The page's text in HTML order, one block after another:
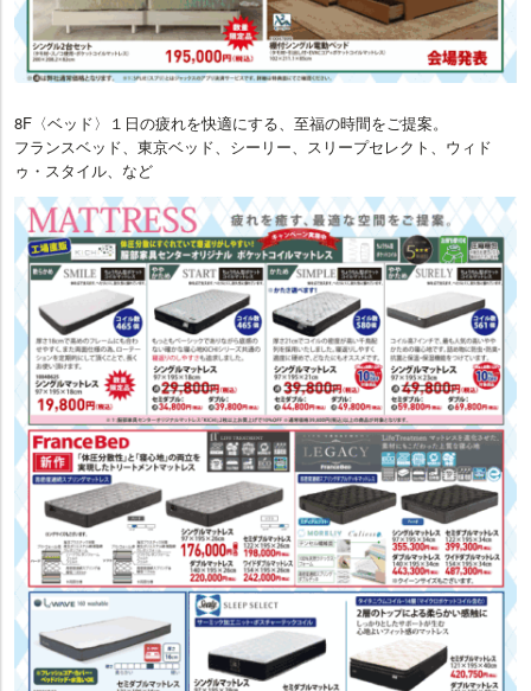
8F〈ベッド〉１日の疲れを快適にする、至福の時間をご提案。
フランスベッド、東京ベッド、シーリー、スリープセレクト、ウィド
ゥ・スタイル、など